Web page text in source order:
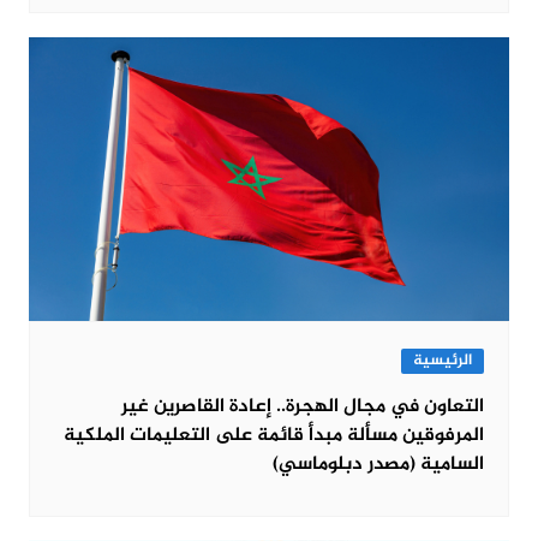
الرئيسية
التعاون في مجال الهجرة.. إعادة القاصرين غير
المرفوقين مسألة مبدأ قائمة على التعليمات الملكية
السامية (مصدر دبلوماسي)